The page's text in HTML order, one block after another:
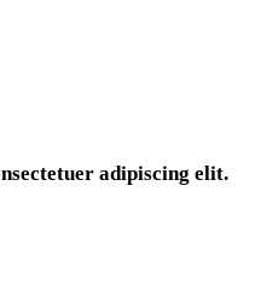
adipiscing elit.